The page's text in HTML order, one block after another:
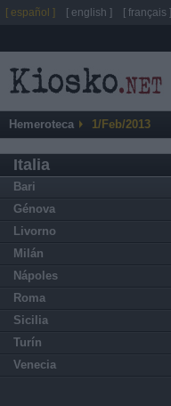
Hemeroteca 1/Feb/2013
Italia
Bari
Génova
Livorno
Milán
Nápoles
Roma
Sicilia
Turín
Venecia
[ español ] [ english ] [ français ]